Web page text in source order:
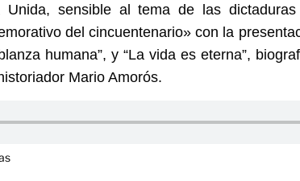
Unida, sensible al tema de las
del cincuentenario»con la
humana”, y “La vida es eterna”,
Mario Amorós.